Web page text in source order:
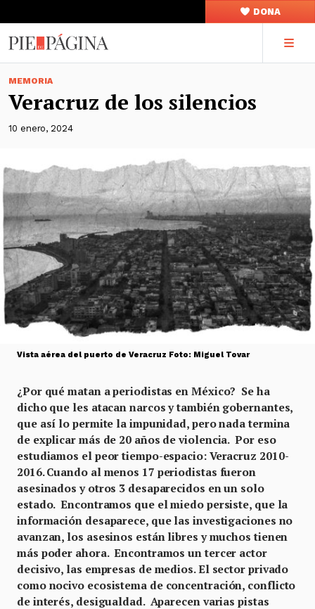
DONA
MEMORIA
Veracruz de los silencios
10 enero, 2024
Vista aérea del puerto de Veracruz Foto: Miguel Tovar
¿Por qué matan a periodistas en México? Se ha
dicho que les atacan narcos y también gobernantes,
que así lo permite la impunidad, pero nada termina
de explicar más de 20 años de violencia. Por eso
estudiamos el peor tiempo-espacio: Veracruz 2010-
2016. Cuando al menos 17 periodistas fueron
asesinados y otros 3 desaparecidos en un solo
estado. Encontramos que el miedo persiste, que la
información desaparece, que las investigaciones no
avanzan, los asesinos están libres y muchos tienen
más poder ahora. Encontramos un tercer actor
decisivo, las empresas de medios. El sector privado
como nocivo ecosistema de concentración, conflicto
de interés, desigualdad. Aparecen varias pistas